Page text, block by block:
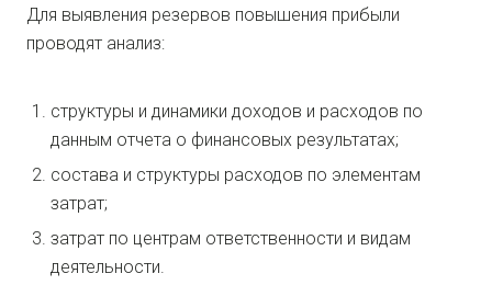
Для выявления резервов повышения прибыли
проводят анализ:
структуры и динамики доходов и расходов по
данным отчета о финансовых результатах;
состава и структуры расходов по элементам
затрат;
затрат по центрам ответственности и видам
деятельности.